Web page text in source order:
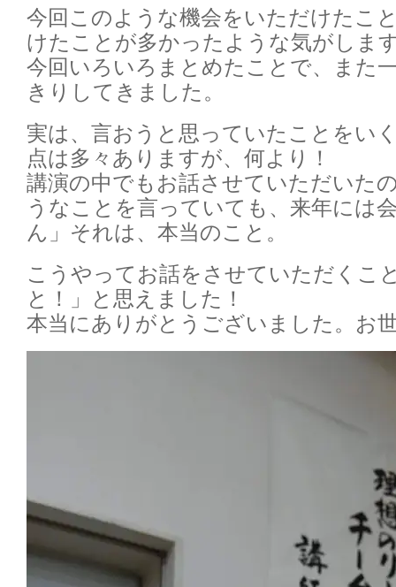
今回このような機会をいただけたこ
けたことが多かったような気がしま
今回いろいろまとめたことで、また
きりしてきました。
実は、言おうと思っていたことをい
点は多々ありますが、何より！
講演の中でもお話させていただいた
うなことを言っていても、来年には
ん」それは、本当のこと。
こうやってお話をさせていただくこ
と！」と思えました！
本当にありがとうございました。お